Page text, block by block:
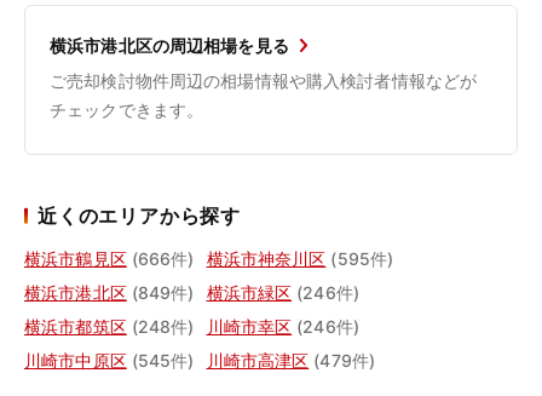
横浜市港北区の周辺相場を見る
ご売却検討物件周辺の相場情報や購入検討者情報などが
チェックできます。
近くのエリアから探す
横浜市鶴見区 (666件) 横浜市神奈川区 (595件)
横浜市港北区 (849件) 横浜市緑区 (246件)
横浜市都筑区 (248件) 川崎市幸区 (246件)
川崎市中原区 (545件) 川崎市高津区 (479件)